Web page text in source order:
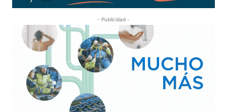
- Publicidad -